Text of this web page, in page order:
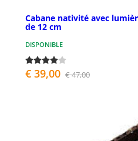
Cabane nativité avec
de 12 cm
DISPONIBLE
€ 39,00 € 47,00